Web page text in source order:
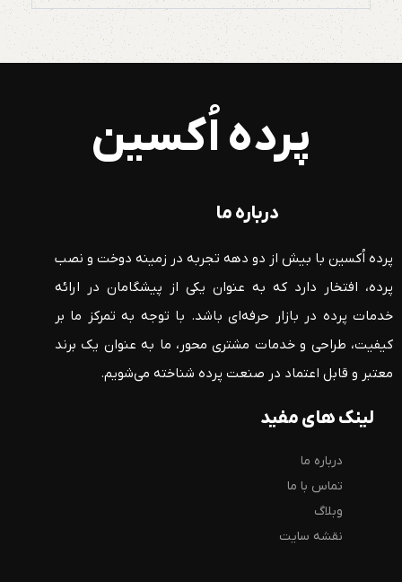
پرده اُکسین
درباره ما
پرده اُکسین با بیش از دو دهه تجربه در زمینه دوخت و نصب
پرده، افتخار دارد که به عنوان یکی از پیشگامان در ارائه
خدمات پرده در بازار حرفه‌ای باشد. با توجه به تمرکز ما بر
کیفیت، طراحی و خدمات مشتری محور، ما به عنوان یک برند
معتبر و قابل اعتماد در صنعت پرده شناخته می‌شویم.
لینک های مفید
درباره ما
تماس با ما
وبلاگ
نقشه سایت